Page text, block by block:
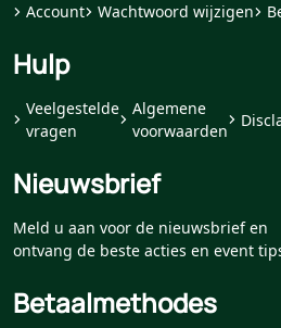
Account Wachtwoord wijzigen
Hulp
Veelgestelde
vragen
Algemene
voorwaarden
Nieuwsbrief
Meld u aan voor de nieuwsbrief en
ontvang de beste acties en event
Betaalmethodes